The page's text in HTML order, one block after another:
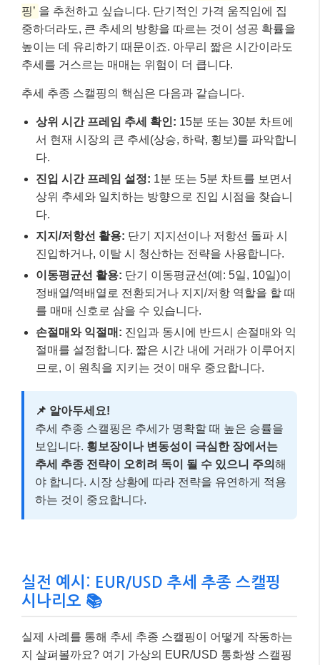
핑’ 을 추천하고 싶습니다. 단기적인 가격 움직임에 집
중하더라도, 큰 추세의 방향을 따르는 것이 성공 확률을
높이는 데 유리하기 때문이죠. 아무리 짧은 시간이라도
추세를 거스르는 매매는 위험이 더 큽니다.
추세 추종 스캘핑의 핵심은 다음과 같습니다.
상위 시간 프레임 추세 확인: 15분 또는 30분 차트에
서 현재 시장의 큰 추세(상승, 하락, 횡보)를 파악합니
다.
진입 시간 프레임 설정: 1분 또는 5분 차트를 보면서
상위 추세와 일치하는 방향으로 진입 시점을 찾습니
다.
지지/저항선 활용: 단기 지지선이나 저항선 돌파 시
진입하거나, 이탈 시 청산하는 전략을 사용합니다.
이동평균선 활용: 단기 이동평균선(예: 5일, 10일)이
정배열/역배열로 전환되거나 지지/저항 역할을 할 때
를 매매 신호로 삼을 수 있습니다.
손절매와 익절매: 진입과 동시에 반드시 손절매와 익
절매를 설정합니다. 짧은 시간 내에 거래가 이루어지
므로, 이 원칙을 지키는 것이 매우 중요합니다.
📌 알아두세요!
추세 추종 스캘핑은 추세가 명확할 때 높은 승률을
보입니다. 횡보장이나 변동성이 극심한 장에서는
추세 추종 전략이 오히려 독이 될 수 있으니 주의 해
야 합니다. 시장 상황에 따라 전략을 유연하게 적용
하는 것이 중요합니다.
실전 예시: EUR/USD 추세 추종 스캘핑
시나리오 📚
실제 사례를 통해 추세 추종 스캘핑이 어떻게 작동하는
지 살펴볼까요? 여기 가상의 EUR/USD 통화쌍 스캘핑